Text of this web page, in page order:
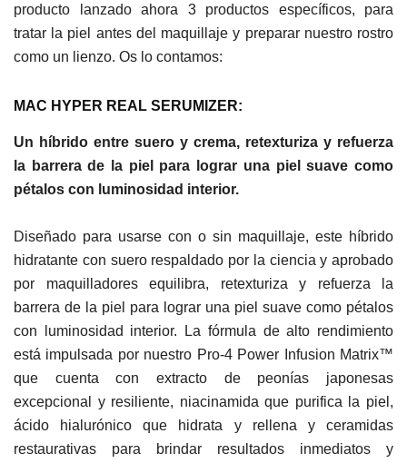
producto lanzado ahora 3 productos específicos, para
tratar la piel antes del maquillaje y preparar nuestro rostro
como un lienzo. Os lo contamos:
MAC HYPER REAL SERUMIZE R:
Un híbrido entre suero y crema, retexturiza y refuerza
la barrera de la piel para lograr una piel suave como
pétalos con luminosidad interior.
Diseñado para usarse con o sin maquillaje, este híbrido
hidratante con suero respaldado por la ciencia y aprobado
por maquilladores equilibra, retexturiza y refuerza la
barrera de la piel para lograr una piel suave como pétalos
con luminosidad interior. La fórmula de alto rendimiento
está impulsada por nuestro Pro-4 Power Infusion Matrix™
que cuenta con extracto de peonías japonesas
excepcional y resiliente, niacinamida que purifica la piel,
ácido hialurónico que hidrata y rellena y ceramidas
restaurativas para brindar resultados inmediatos y